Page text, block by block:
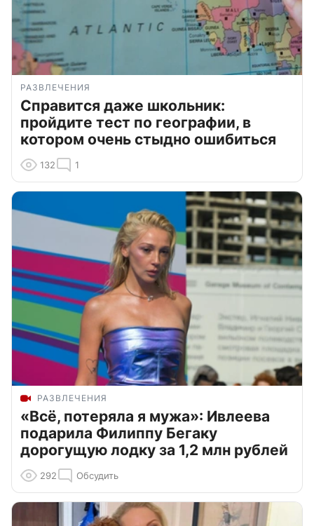
РАЗВЛЕЧЕНИЯ
Справится даже школьник:
пройдите тест по географии, в
котором очень стыдно ошибиться
132 1
РАЗВЛЕЧЕНИЯ
«Всё, потеряла я мужа»: Ивлеева
подарила Филиппу Бегаку
дорогущую лодку за 1,2 млн рублей
292 Обсудить